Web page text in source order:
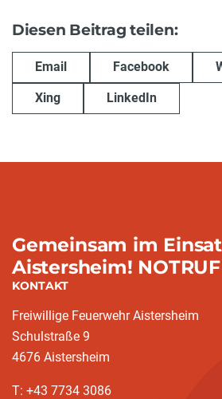
Diesen Beitrag teilen:
Email Facebook
Xing LinkedIn
Gemeinsam im
Aistersheim! NOTRUF
KONTAKT
Freiwillige Feuerwehr Aistersheim
Schulstraße 9
4676 Aistersheim
T: +43 7734 3086